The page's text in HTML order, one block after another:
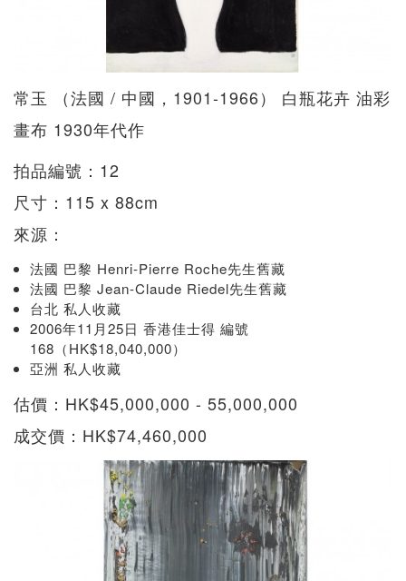
常玉 （法國 / 中國，1901-1966） 白瓶花卉 油彩
畫布 1930年代作
拍品編號：12
尺寸：115 x 88cm
來源：
法國 巴黎 Henri-Pierre Roche先生舊藏
法國 巴黎 Jean-Claude Riedel先生舊藏
台北 私人收藏
2006年11月25日 香港佳士得 編號
168（HK$18,040,000）
亞洲 私人收藏
估價：HK$45,000,000 - 55,000,000
成交價：HK$74,460,000